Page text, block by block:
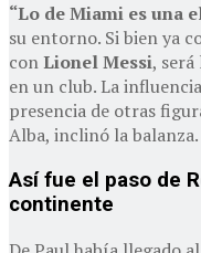
“Lo de Miami es una
su entorno. Si bien ya
conLionel Messi,
en un club. La
presencia de otras
Alba, inclinó la balanza.
Así fue el paso de
continente